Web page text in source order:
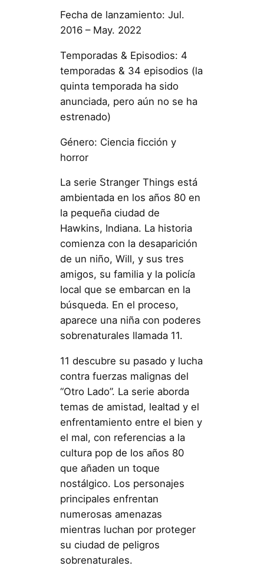
Fecha de lanzamiento: Jul.
2016 – May. 2022
Temporadas & Episodios: 4
temporadas & 34 episodios (la
quinta temporada ha sido
anunciada, pero aún no se ha
estrenado)
Género: Ciencia ficción y
horror
La serie Stranger Things está
ambientada en los años 80 en
la pequeña ciudad de
Hawkins, Indiana. La historia
comienza con la desaparición
de un niño, Will, y sus tres
amigos, su familia y la policía
local que se embarcan en la
búsqueda. En el proceso,
aparece una niña con poderes
sobrenaturales llamada 11.
11 descubre su pasado y lucha
contra fuerzas malignas del
“Otro Lado”. La serie aborda
temas de amistad, lealtad y el
enfrentamiento entre el bien y
el mal, con referencias a la
cultura pop de los años 80
que añaden un toque
nostálgico. Los personajes
principales enfrentan
numerosas amenazas
mientras luchan por proteger
su ciudad de peligros
sobrenaturales.